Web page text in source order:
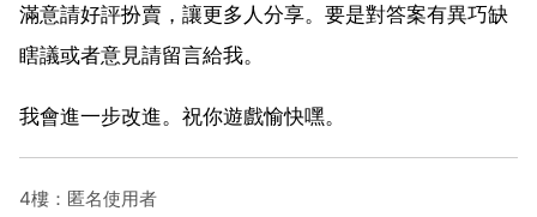
滿意請好評扮賣，讓更多人分享。要是對答案有異巧缺
瞎議或者意見請留言給我。
我會進一步改進。祝你遊戲愉快嘿。
4樓：匿名使用者